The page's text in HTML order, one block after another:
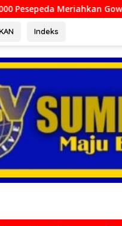
Gowes HJK
Indeks